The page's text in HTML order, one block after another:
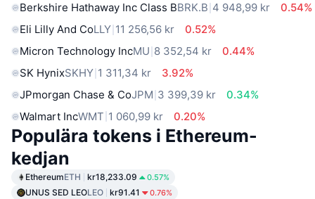
Berkshire Hathaway Inc Class BBRK.B 4 948,99 kr
0.54%
Eli Lilly And CoLLY 11 256,56 kr
0.52%
Micron Technology IncMU 8 352,54 kr
0.44%
SK HynixSKHY 1 311,34 kr
3.92%
JPmorgan Chase & CoJPM 3 399,39 kr
0.34%
Walmart IncWMT 1 060,99 kr 0.20%
Populära tokens i Ethereum-
kedjan
EthereumETH kr18,233.09 0.57%
UNUS SED LEOLEO kr91.41 0.76%